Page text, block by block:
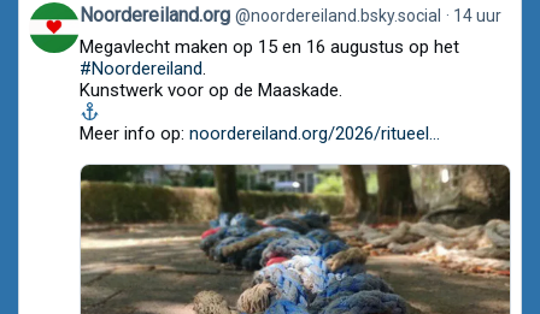
View
post
by
Noordereiland.org
Bluesky
Noordereiland.org @noordereiland.bsky.social 14 uur
Megavlecht maken op 15 en 16 augustus op het
#Noordereiland.
Kunstwerk voor op de Maaskade.
Meer info op: noordereiland.org/2026/ritueel...